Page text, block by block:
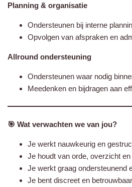
Planning & organisatie
Ondersteunen bij interne
Opvolgen van afspraken en
Allround ondersteuning
Ondersteunen waar nodig
Meedenken en bijdragen aan
🎯 Wat verwachten we van jou?
Je werkt nauwkeurig en
Je houdt van orde, overzicht
Je werkt graag ondersteunend
Je bent discreet en betrouwbaar